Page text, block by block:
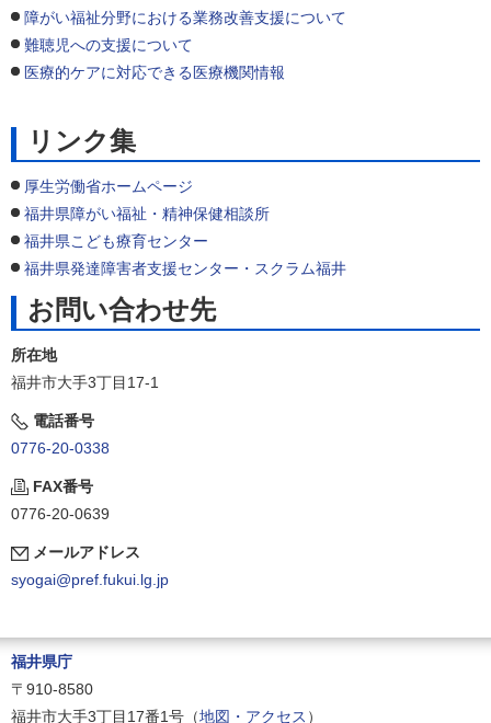
障がい福祉分野における業務改善支援について
難聴児への支援について
医療的ケアに対応できる医療機関情報
リンク集
厚生労働省ホームページ
福井県障がい福祉・精神保健相談所
福井県こども療育センター
福井県発達障害者支援センター・スクラム福井
お問い合わせ先
所在地
福井市大手3丁目17-1
電話番号
0776-20-0338
FAX番号
0776-20-0639
メールアドレス
syogai@pref.fukui.lg.jp
福井県庁
〒910-8580
福井市大手3丁目17番1号（地図・アクセス ）